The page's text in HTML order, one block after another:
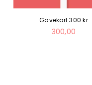
Gavekort 300 kr
Normal
300,00